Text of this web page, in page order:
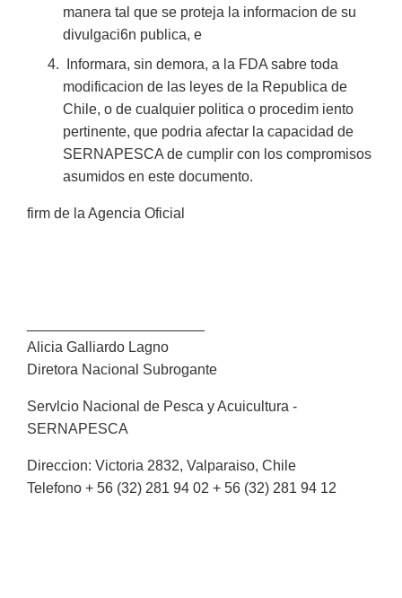
manera tal que se proteja la informacion de su
divulgaci6n publica, e
Informara, sin demora, a la FDA sabre toda
modificacion de las leyes de la Republica de
Chile, o de cualquier politica o procedim iento
pertinente, que podria afectar la capacidad de
SERNAPESCA de cumplir con los compromisos
asumidos en este documento.
firm de la Agencia Oficial
Alicia Galliardo Lagno
Diretora Nacional Subrogante
Servlcio Nacional de Pesca y Acuicultura -
SERNAPESCA
Direccion: Victoria 2832, Valparaiso, Chile
Telefono + 56 (32) 281 94 02 + 56 (32) 281 94 12